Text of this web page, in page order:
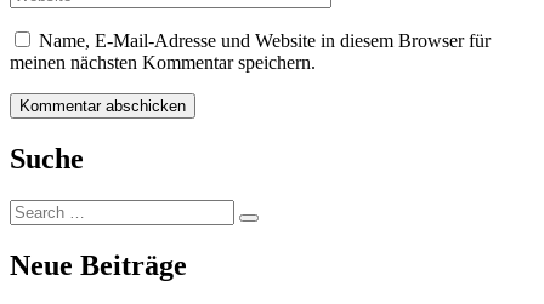
Name, E-Mail-Adresse und Website in diesem Browser für
meinen nächsten Kommentar speichern.
Suche
Search
for:
Search
Neue Beiträge